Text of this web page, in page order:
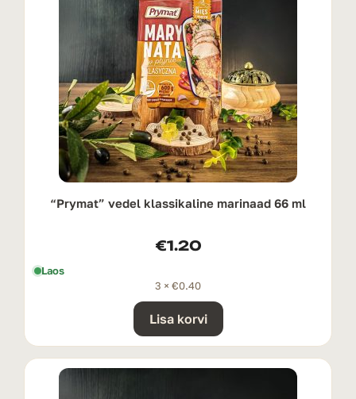
“Prymat” vedel klassikaline marinaad 66 ml
€1.20
Laos
3 × €0.40
Lisa korvi